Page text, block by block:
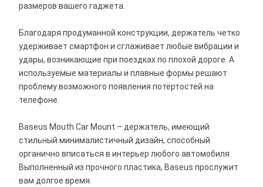
размеров вашего гаджета.
Благодаря продуманной конструкции, держатель четко
удерживает смартфон и сглаживает любые вибрации и
удары, возникающие при поездках по плохой дороге. А
используемые материалы и плавные формы решают
проблему возможного появления потёртостей на
телефоне.
Baseus Mouth Car Mount – держатель, имеющий
стильный минималистичный дизайн, способный
органично вписаться в интерьер любого автомобиля.
Выполненный из прочного пластика, Baseus прослужит
вам долгое время.